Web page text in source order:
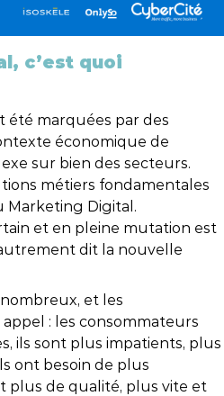
c’est quoi
été marquées par des
économique de
sur bien des secteurs.
métiers fondamentales
Marketing Digital.
et en pleine mutation est
dit la nouvelle
et les
: les consommateurs
ils sont plus impatients, plus
ont besoin de plus
plus de qualité, plus vite et